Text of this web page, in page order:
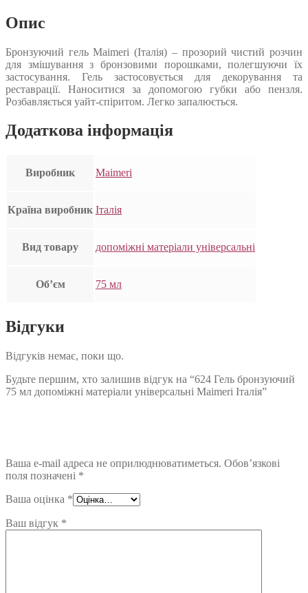
Опис
Бронзуючий гель Maimeri (Італія) – прозорий чистий розчин
для змішування з бронзовими порошками, полегшуючи їх
застосування. Гель застосовується для декорування та
реставрації. Наноситися за допомогою губки або пензля.
Розбавляється уайт-спіритом. Легко запалюється.
Додаткова інформація
Виробник Maimeri
Країна виробник Італія
Вид товару допоміжні матеріали універсальні
Об’єм 75 мл
Відгуки
Відгуків немає, поки що.
Будьте першим, хто залишив відгук на “624 Гель бронзуючий
75 мл допоміжні матеріали універсальні Maimeri Італія”
Ваша e-mail адреса не оприлюднюватиметься. Обов’язкові
поля позначені *
Ваша оцінка *
Ваш відгук *